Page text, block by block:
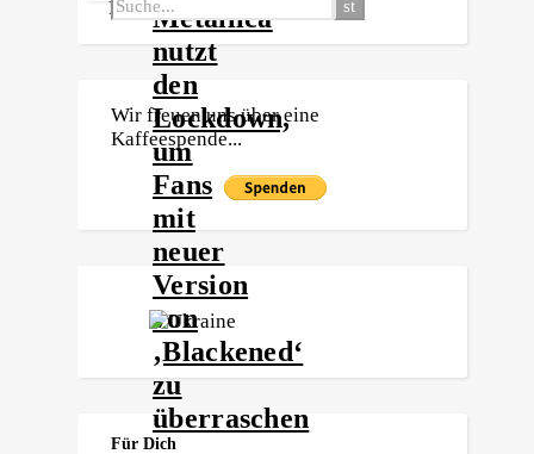
Metallica
nutzt
den
Lockdown,
um
Fans
mit
neuer
Version
von
‚Blackened‘
zu
überraschen
Wir freuen uns über eine
Kaffeespende...
Für Dich